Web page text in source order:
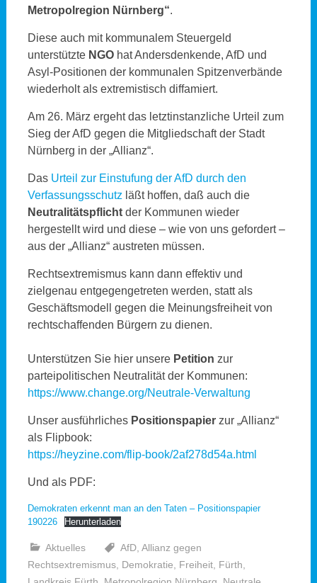
Metropolregion Nürnberg“.
Diese auch mit kommunalem Steuergeld
unterstützte NGO hat Andersdenkende, AfD und
Asyl-Positionen der kommunalen Spitzenverbände
wiederholt als extremistisch diffamiert.
Am 26. März ergeht das letztinstanzliche Urteil zum
Sieg der AfD gegen die Mitgliedschaft der Stadt
Nürnberg in der „Allianz“.
Das Urteil zur Einstufung der AfD durch den
Verfassungsschutz läßt hoffen, daß auch die
Neutralitätspflicht der Kommunen wieder
hergestellt wird und diese – wie von uns gefordert –
aus der „Allianz“ austreten müssen.
Rechtsextremismus kann dann effektiv und
zielgenau entgegengetreten werden, statt als
Geschäftsmodell gegen die Meinungsfreiheit von
rechtschaffenden Bürgern zu dienen.
Unterstützen Sie hier unsere Petition zur
parteipolitischen Neutralität der Kommunen:
https://www.change.org/Neutrale-Verwaltung
Unser ausführliches Positionspapier zur „Allianz“
als Flipbook:
https://heyzine.com/flip-book/2af278d54a.html
Und als PDF:
Demokraten erkennt man an den Taten – Positionspapier
190226
Herunterladen
Aktuelles AfD, Allianz gegen
Rechtsextremismus, Demokratie Freiheit, Fürth